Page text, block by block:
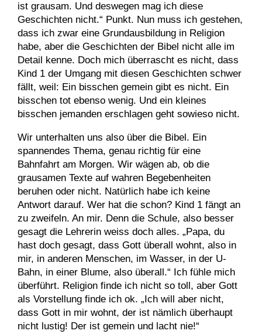
ist grausam. Und deswegen mag ich diese
Geschichten nicht.“ Punkt. Nun muss ich gestehen,
dass ich zwar eine Grundausbildung in Religion
habe, aber die Geschichten der Bibel nicht alle im
Detail kenne. Doch mich überrascht es nicht, dass
Kind 1 der Umgang mit diesen Geschichten schwer
fällt, weil: Ein bisschen gemein gibt es nicht. Ein
bisschen tot ebenso wenig. Und ein kleines
bisschen jemanden erschlagen geht sowieso nicht.
Wir unterhalten uns also über die Bibel. Ein
spannendes Thema, genau richtig für eine
Bahnfahrt am Morgen. Wir wägen ab, ob die
grausamen Texte auf wahren Begebenheiten
beruhen oder nicht. Natürlich habe ich keine
Antwort darauf. Wer hat die schon? Kind 1 fängt an
zu zweifeln. An mir. Denn die Schule, also besser
gesagt die Lehrerin weiss doch alles. „Papa, du
hast doch gesagt, dass Gott überall wohnt, also in
mir, in anderen Menschen, im Wasser, in der U-
Bahn, in einer Blume, also überall.“ Ich fühle mich
überführt. Religion finde ich nicht so toll, aber Gott
als Vorstellung finde ich ok. „Ich will aber nicht,
dass Gott in mir wohnt, der ist nämlich überhaupt
nicht lustig! Der ist gemein und lacht nie!“